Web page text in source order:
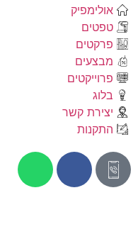
אולימפיק
טפטים
פרקטים
מבצעים
פרוייקטים
בלוג
יצירת קשר
התקנות